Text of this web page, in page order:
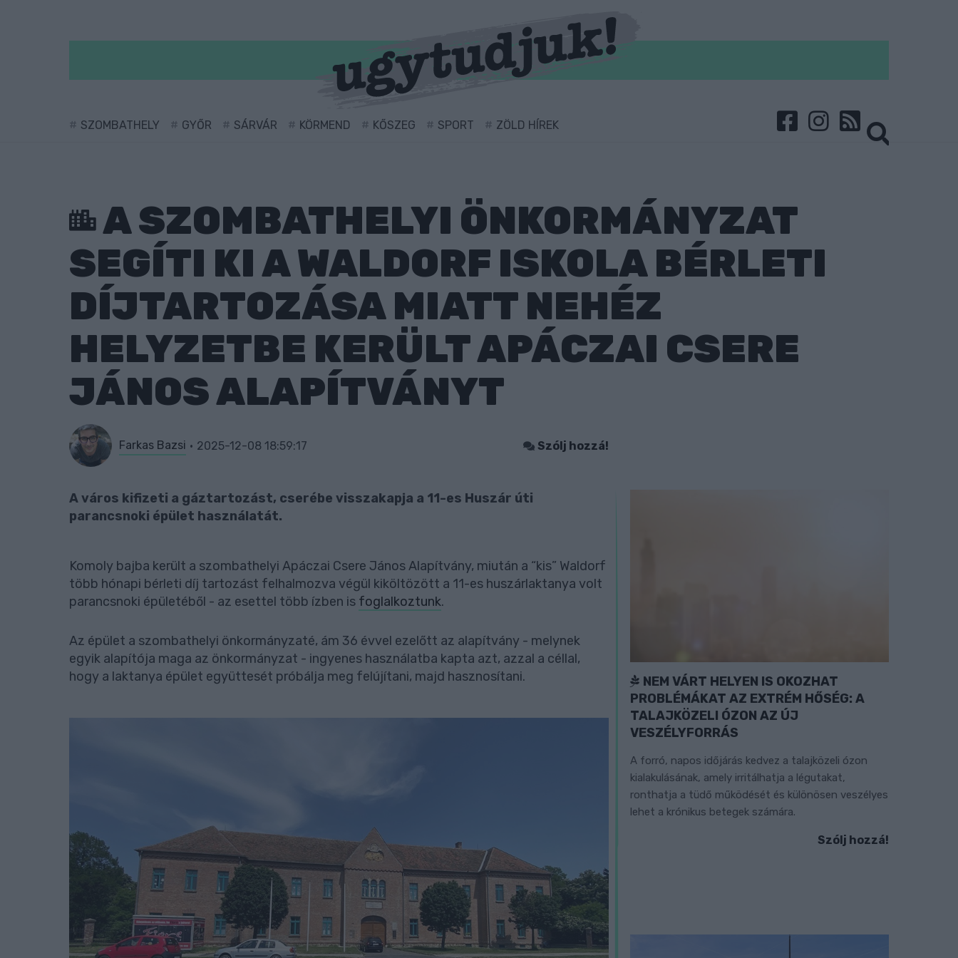
SZOMBATHELY GYŐR SÁRVÁR KÖRMEND KŐSZEG SPORT ZÖLD HÍREK
A SZOMBATHELYI ÖNKORMÁNYZAT
SEGÍTI KI A WALDORF ISKOLA BÉRLETI
DÍJTARTOZÁSA MIATT NEHÉZ
HELYZETBE KERÜLT APÁCZAI CSERE
JÁNOS ALAPÍTVÁNYT
Farkas Bazsi 2025-12-08 18:59:17 Szólj hozzá!
A város kifizeti a gáztartozást, cserébe visszakapja a 11-es Huszár úti
parancsnoki épület használatát.
Komoly bajba került a szombathelyi Apáczai Csere János Alapítvány, miután a “kis” Waldorf
több hónapi bérleti díj tartozást felhalmozva végül kiköltözött a 11-es huszárlaktanya volt
parancsnoki épületéből - az esettel több ízben is foglalkoztunk.
Az épület a szombathelyi önkormányzaté, ám 36 évvel ezelőtt az alapítvány - melynek
egyik alapítója maga az önkormányzat - ingyenes használatba kapta azt, azzal a céllal,
hogy a laktanya épület együttesét próbálja meg felújítani, majd hasznosítani.
NEM VÁRT HELYEN IS OKOZHAT
PROBLÉMÁKAT AZ EXTRÉM HŐSÉG: A
TALAJKÖZELI ÓZON AZ ÚJ
VESZÉLYFORRÁS
A forró, napos időjárás kedvez a talajközeli ózon
kialakulásának, amely irritálhatja a légutakat,
ronthatja a tüdő működését és különösen veszélyes
lehet a krónikus betegek számára.
Szólj hozzá!